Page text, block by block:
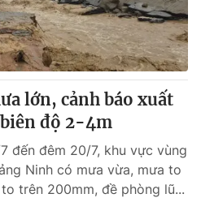
lớn, cảnh báo xuất
độ 2-4m
đến đêm 20/7, khu vực vùng
Ninh có mưa vừa, mưa to
trên 200mm, đề phòng lũ...